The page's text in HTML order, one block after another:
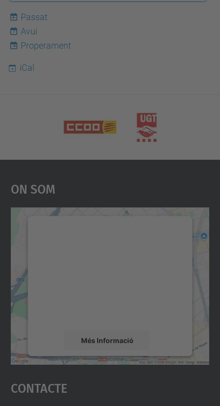
Passat
7
Avui
Properament
iCal
On Som
Més Informació
Accepta
powered by
Contacte